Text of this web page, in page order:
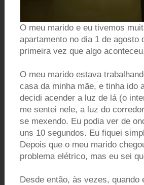
O meu marido e eu tivemos
apartamento no dia 1 de agosto
primeira vez que algo
O meu marido estava
casa da minha mãe, e tinha ido
decidi acender a luz de lá (o
me sentei nele, a luz do
se mexendo. Eu podia ver de
uns 10 segundos. Eu fiquei
Depois que o meu marido
problema elétrico, mas eu sei
Desde então, às vezes,